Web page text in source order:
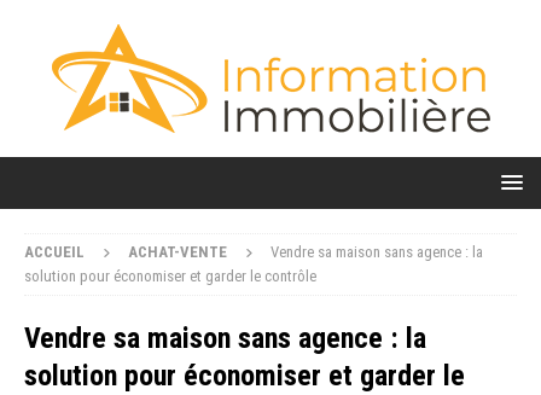
ACCUEIL ACHAT-VENTE
Vendre sa maison sans agence : la
solution pour économiser et garder le contrôle
Vendre sa maison sans agence : la
solution pour économiser et garder le